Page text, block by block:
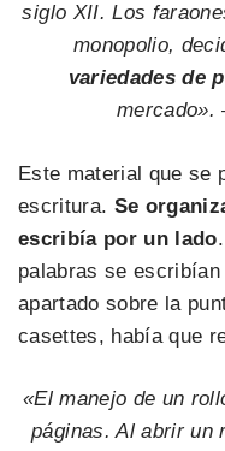
siglo XII. Los
monopolio,
variedades de
mercado».
Este material que se
escritura. Se
escribía por un lado
palabras se
apartado sobre la
casettes, había que
«El manejo de un
páginas. Al abrir un